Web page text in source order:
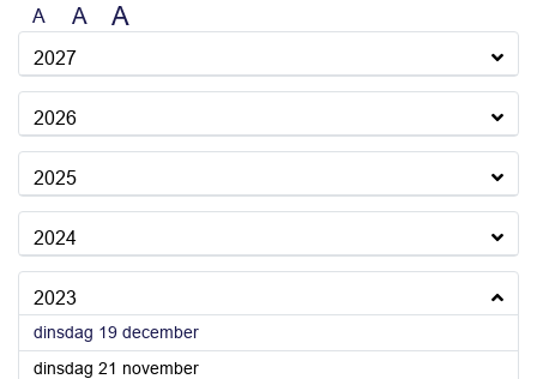
A A A
2027
2026
2025
2024
2023
dinsdag 19 december2023
dinsdag 21 november2023